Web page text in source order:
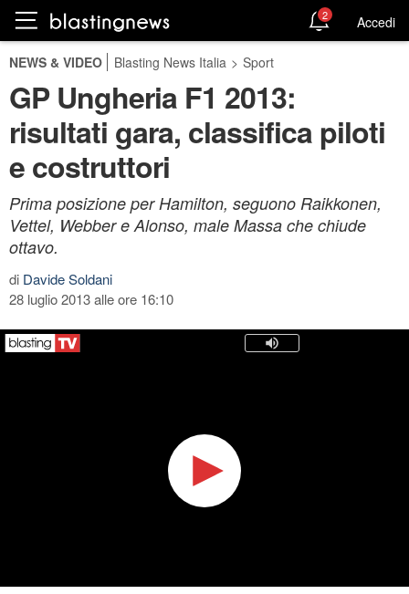
2 Accedi
NEWS & VIDEO Blasting News Italia > Sport
GP Ungheria F1 2013:
risultati gara, classifica piloti
e costruttori
Prima posizione per Hamilton, seguono Raikkonen,
Vettel, Webber e Alonso, male Massa che chiude
ottavo.
di Davide Soldani
28 luglio 2013 alle ore 16:10